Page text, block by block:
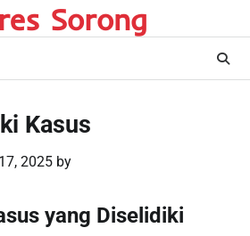
Sorong
Kasus
2025 by
yang Diselidiki